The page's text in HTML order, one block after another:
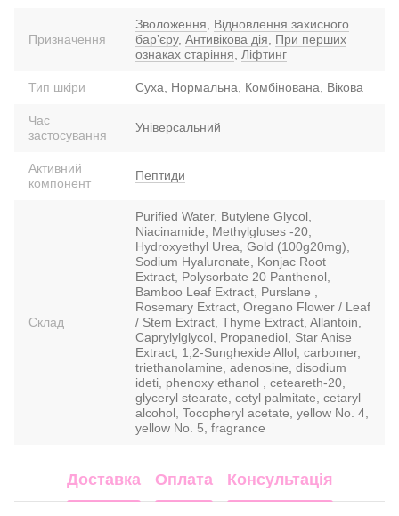
Призначення
Зволоження
Відновлення захисного
барʼєру, Антивікова дія
При перших
ознаках старіння
Ліфтинг
Тип шкіри Суха, Нормальна, Комбінована, Вікова
Час
застосування
Універсальний
Активний
компонент
Пептиди
Склад
Purified Water, Butylene Glycol,
Niacinamide, Methylgluses -20,
Hydroxyethyl Urea, Gold (100g20mg),
Sodium Hyaluronate, Konjac Root
Extract, Polysorbate 20 Panthenol,
Bamboo Leaf Extract, Purslane ,
Rosemary Extract, Oregano Flower / Leaf
/ Stem Extract, Thyme Extract, Allantoin,
Caprylylglycol, Propanediol, Star Anise
Extract, 1,2-Sunghexide Allol, carbomer,
triethanolamine, adenosine, disodium
ideti, phenoxy ethanol , ceteareth-20,
glyceryl stearate, cetyl palmitate, cetaryl
alcohol, Tocopheryl acetate, yellow No. 4,
yellow No. 5, fragrance
Доставка Оплата Консультація